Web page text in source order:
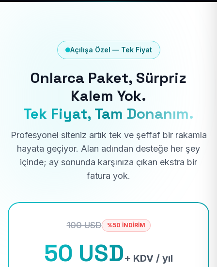
Açılışa Özel — Tek Fiyat
Onlarca Paket, Sürpriz
Kalem Yok.
Tek Fiyat, Tam Donanım.
Profesyonel siteniz artık tek ve şeffaf bir rakamla
hayata geçiyor. Alan adından desteğe her şey
içinde; ay sonunda karşınıza çıkan ekstra bir
fatura yok.
100 USD %50 İNDİRİM
50 USD+ KDV / yıl